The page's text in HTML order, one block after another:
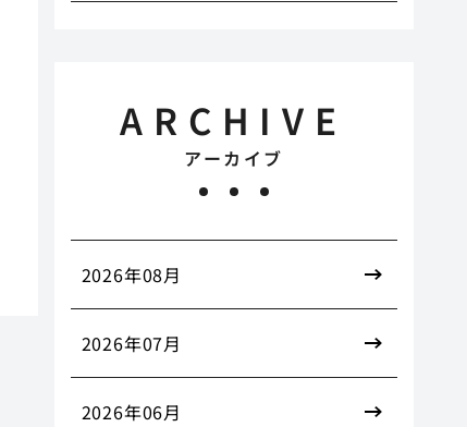
ARCHIVE
アーカイブ
2026年08月
2026年07月
2026年06月